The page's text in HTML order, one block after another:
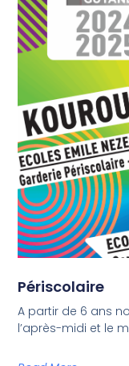
Périscolaire
A partir de 6 ans
l’après-midi et le